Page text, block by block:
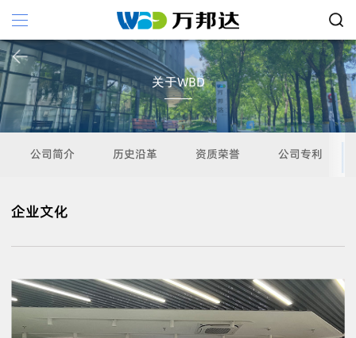
关于WBD
公司简介 历史沿革 资质荣誉 公司专利
企业文化